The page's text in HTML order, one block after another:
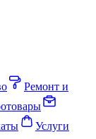
Ремонт и
Услуги